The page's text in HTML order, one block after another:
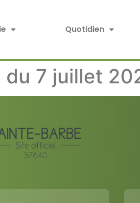
Quotidien
du 7 juillet